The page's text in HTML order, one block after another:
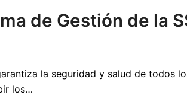
de Gestión de la
la seguridad y salud de todos
los…